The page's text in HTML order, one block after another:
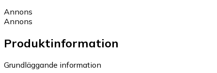
Annons
Annons
Produktinformation
Grundläggande information